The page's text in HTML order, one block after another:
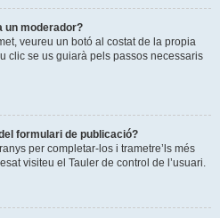
un moderador?
veureu un botó al costat de la propia
clic se us guiarà pels passos necessaris
formulari de publicació?
per completar-los i trametre’ls més
visiteu el Tauler de control de l’usuari.